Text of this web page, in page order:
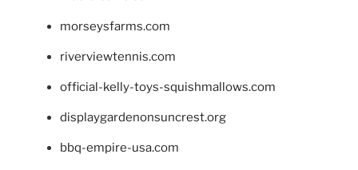
morseysfarms.com
riverviewtennis.com
official-kelly-toys-squishmallows.com
displaygardenonsuncrest.org
bbq-empire-usa.com